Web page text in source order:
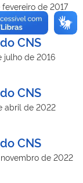
fevereiro de 2017
CNS
julho de 2016
CNS
abril de 2022
CNS
de 2022